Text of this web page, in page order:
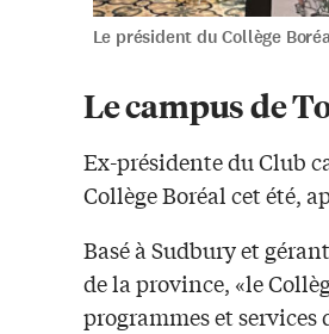
Le président du Collège
Le campus de
Ex-présidente du Club
Collège Boréal cet été,
Basé à Sudbury et
de la province, «le
programmes et